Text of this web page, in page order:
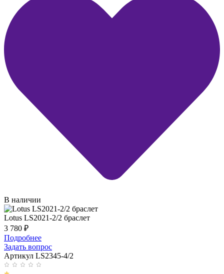
В наличии
Lotus LS2021-2/2 браслет
3 780 ₽
Подробнее
Задать вопрос
Артикул LS2345-4/2